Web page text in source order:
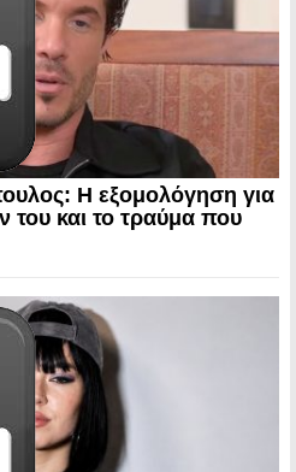
Η εξομολόγηση για
του και το τραύμα που